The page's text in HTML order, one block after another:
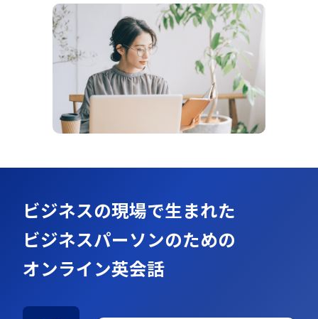
ビジネスの現場で生まれた
ビジネスパーソンのための
オンライン英会話